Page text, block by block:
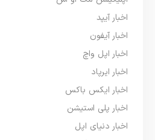
اخبار آیپد
اخبار آیفون
اخبار اپل واچ
اخبار ایرپاد
اخبار ایکس باکس
اخبار پلی استیشن
اخبار دنیای اپل